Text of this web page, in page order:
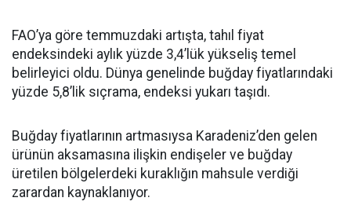
FAO’ya göre temmuzdaki artışta, tahıl fiyat
endeksindeki aylık yüzde 3,4’lük yükseliş temel
belirleyici oldu. Dünya genelinde buğday fiyatlarındaki
yüzde 5,8’lik sıçrama, endeksi yukarı taşıdı.
Buğday fiyatlarının artmasıysa Karadeniz’den gelen
ürünün aksamasına ilişkin endişeler ve buğday
üretilen bölgelerdeki kuraklığın mahsule verdiği
zarardan kaynaklanıyor.